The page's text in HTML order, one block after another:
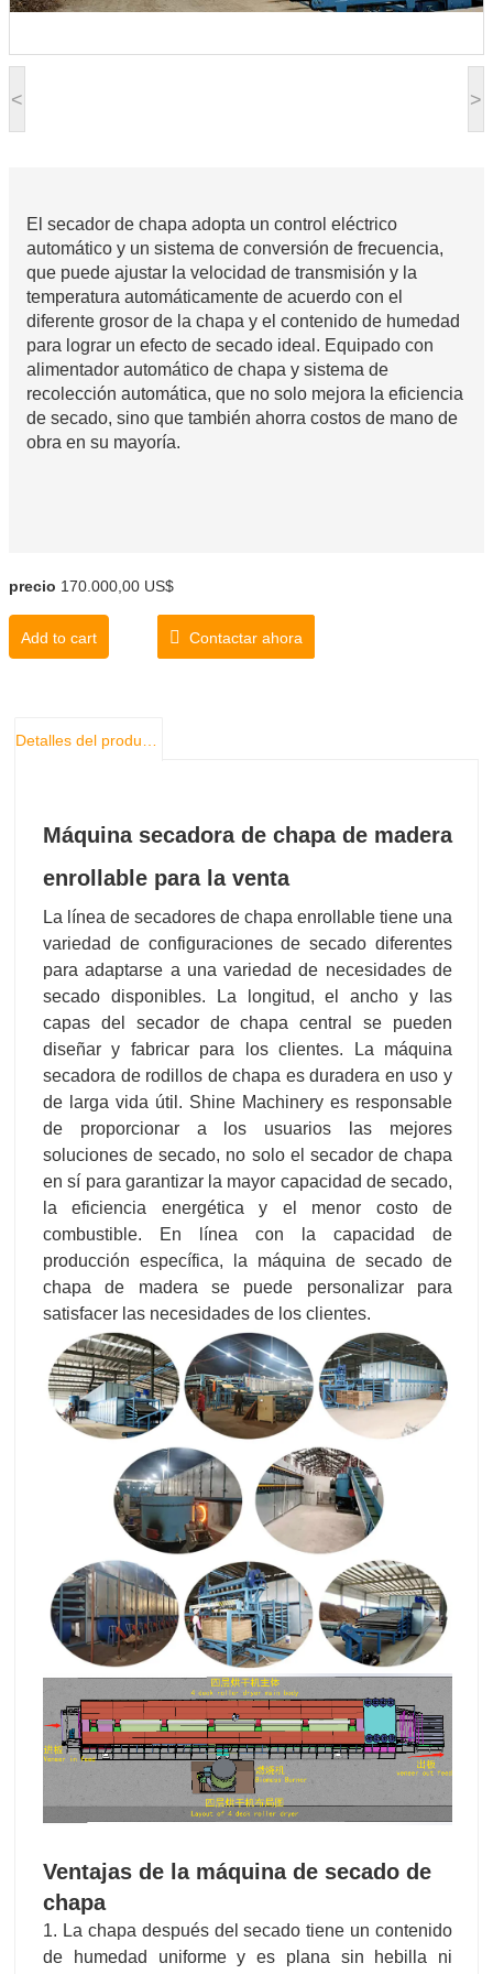
< >
El secador de chapa adopta un control eléctrico
automático y un sistema de conversión de frecuencia,
que puede ajustar la velocidad de transmisión y la
temperatura automáticamente de acuerdo con el
diferente grosor de la chapa y el contenido de humedad
para lograr un efecto de secado ideal. Equipado con
alimentador automático de chapa y sistema de
recolección automática, que no solo mejora la eficiencia
de secado, sino que también ahorra costos de mano de
obra en su mayoría.
precio 170.000,00 US$
Add to cart Contactar ahora
Detalles del producto
Máquina secadora de chapa de madera
enrollable para la venta
La línea de secadores de chapa enrollable tiene una
variedad de configuraciones de secado diferentes
para adaptarse a una variedad de necesidades de
secado disponibles. La longitud, el ancho y las
capas del secador de chapa central se pueden
diseñar y fabricar para los clientes. La máquina
secadora de rodillos de chapa es duradera en uso y
de larga vida útil. Shine Machinery es responsable
de proporcionar a los usuarios las mejores
soluciones de secado, no solo el secador de chapa
en sí para garantizar la mayor capacidad de secado,
la eficiencia energética y el menor costo de
combustible. En línea con la capacidad de
producción específica, la máquina de secado de
chapa de madera se puede personalizar para
satisfacer las necesidades de los clientes.
Ventajas de la máquina de secado de
chapa
1. La chapa después del secado tiene un contenido
de humedad uniforme y es plana sin hebilla ni